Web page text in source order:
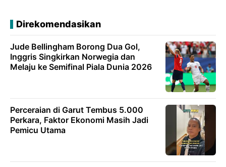
Direkomendasikan
Jude Bellingham Borong Dua Gol,
Inggris Singkirkan Norwegia dan
Melaju ke Semifinal Piala Dunia 2026
Perceraian di Garut Tembus 5.000
Perkara, Faktor Ekonomi Masih Jadi
Pemicu Utama